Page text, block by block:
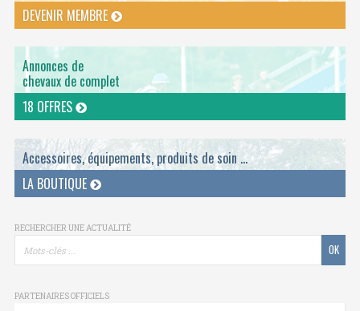
DEVENIR MEMBRE
Annonces de
chevaux de complet
18 OFFRES
Accessoires, équipements, produits de soin ...
LA BOUTIQUE
RECHERCHER UNE ACTUALITÉ
PARTENAIRES OFFICIELS